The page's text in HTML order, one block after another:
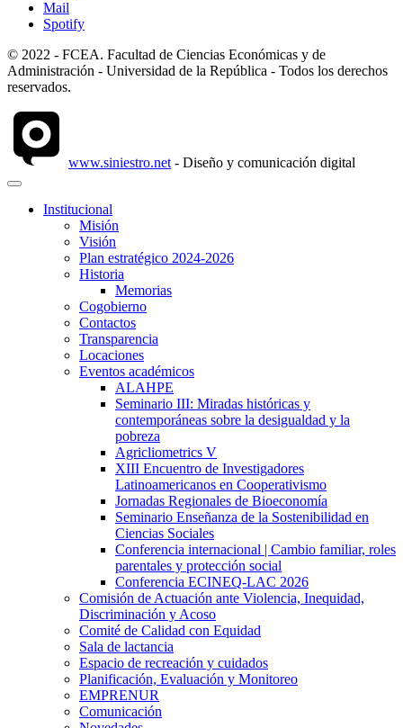
Mail
Spotify
© 2022 - FCEA. Facultad de Ciencias Económicas y de
Administración - Universidad de la República - Todos los derechos
reservados.
www.siniestro.net - Diseño y comunicación digital
Institucional
Misión
Visión
Plan estratégico 2024-2026
Historia
Memorias
Cogobierno
Contactos
Transparencia
Locaciones
Eventos académicos
ALAHPE
Seminario III: Miradas históricas y
contemporáneas sobre la desigualdad y la
pobreza
Agricliometrics V
XIII Encuentro de Investigadores
Latinoamericanos en Cooperativismo
Jornadas Regionales de Bioeconomía
Seminario Enseñanza de la Sostenibilidad en
Ciencias Sociales
Conferencia internacional | Cambio familiar, roles
parentales y protección social
Conferencia ECINEQ-LAC 2026
Comisión de Actuación ante Violencia, Inequidad,
Discriminación y Acoso
Comité de Calidad con Equidad
Sala de lactancia
Espacio de recreación y cuidados
Planificación, Evaluación y Monitoreo
EMPRENUR
Comunicación